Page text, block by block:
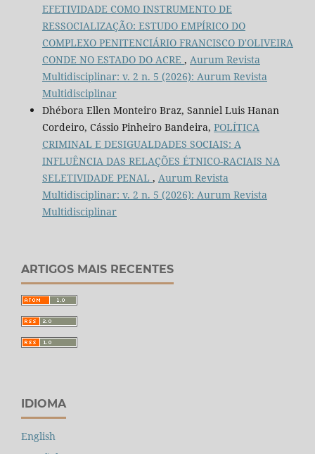
EFETIVIDADE COMO INSTRUMENTO DE
RESSOCIALIZAÇÃO: ESTUDO EMPÍRICO DO
COMPLEXO PENITENCIÁRIO FRANCISCO D'OLIVEIRA
CONDE NO ESTADO DO ACRE , Aurum Revista
Multidisciplinar: v. 2 n. 5 (2026): Aurum Revista
Multidisciplinar
Dhébora Ellen Monteiro Braz, Sanniel Luis Hanan
Cordeiro, Cássio Pinheiro Bandeira, POLÍTICA
CRIMINAL E DESIGUALDADES SOCIAIS: A
INFLUÊNCIA DAS RELAÇÕES ÉTNICO-RACIAIS NA
SELETIVIDADE PENAL , Aurum Revista
Multidisciplinar: v. 2 n. 5 (2026): Aurum Revista
Multidisciplinar
ARTIGOS MAIS RECENTES
IDIOMA
English